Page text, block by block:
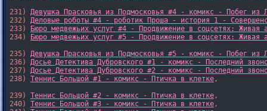
231) Девушка Прасковья из Подмосковья #4 - комикс - Побег из
232) Деловые роботы #4 - роботик Проша - история 1 -
233)
Бюро медвежьих услуг #4 - Продвижение в соцсетях: Живая
234)
Бюро медвежьих услуг #5 - Продвижение в соцсетях: Живая
235) Девушка Прасковья из Подмосковья #5 - комикс - Побег из
236) Досье Детектива Дубровского #1 - комикс - Последний
237) Досье Детектива Дубровского #2 - комикс - Последний
238) Теннис Большой #1 - комикс - Птичка в клетке,
239) Теннис Большой #2 - комикс - Птичка в клетке,
240) Теннис Большой #3 - комикс - Птичка в клетке,